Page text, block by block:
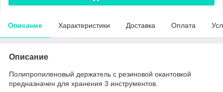
Описание Характеристики Доставка Оплата
Описание
Полипропиленовый держатель с резиновой окантовкой
предназначен для хранения 3 инструментов.